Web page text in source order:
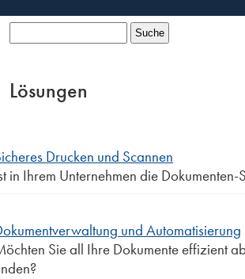
Suchformular
Lösungen
Drucken und Scannen
in Ihrem Unternehmen die
und Automatisierung
Sie all Ihre Dokumente effizient